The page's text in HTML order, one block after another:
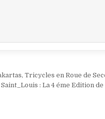
Tricycles en Roue de
Saint_Louis : La 4 éme Edition